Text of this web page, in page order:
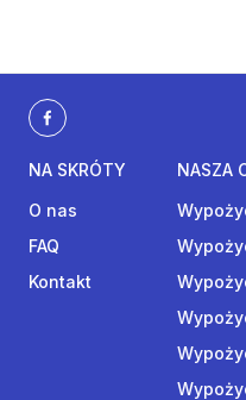
NA SKRÓTY
O nas
FAQ
Kontakt
NASZA